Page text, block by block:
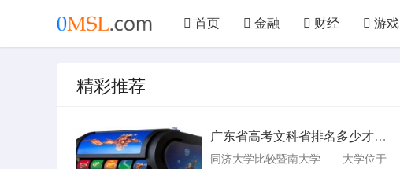
首页 金融 财经 游戏
精彩推荐
广东省高考文科省排名多少才能
上211大学
同济大学比较暨南大学 大学位于